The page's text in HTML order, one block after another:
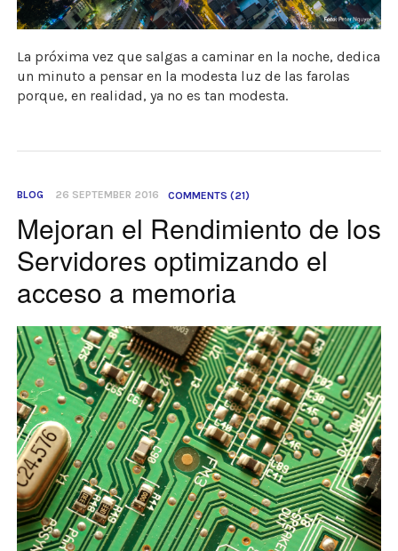
La próxima vez que salgas a caminar en la noche, dedica
un minuto a pensar en la modesta luz de las farolas
porque, en realidad, ya no es tan modesta.
BLOG 26 SEPTEMBER 2016 COMMENTS (21)
Mejoran el Rendimiento de los
Servidores optimizando el
acceso a memoria